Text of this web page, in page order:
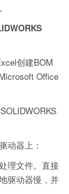
创建BOM
Office
动器上：
理文件。直接
驱动器慢，并